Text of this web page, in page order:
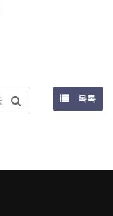
목록